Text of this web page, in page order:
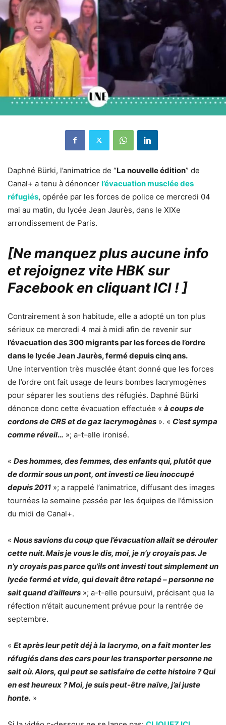
Daphné Bürki, l’animatrice de “La nouvelle édition” de
Canal+ a tenu à dénoncer l’évacuation musclée des
réfugiés, opérée par les forces de police ce mercredi 04
mai au matin, du lycée Jean Jaurès, dans le XIXe
arrondissement de Paris.
[Ne manquez plus aucune info
et rejoignez vite HBK sur
Facebook en cliquant ICI !]
Contrairement à son habitude, elle a adopté un ton plus
sérieux ce mercredi 4 mai à midi afin de revenir sur
l’évacuation des 300 migrants par les forces de l’ordre
dans le lycée Jean Jaurès, fermé depuis cinq ans.
Une intervention très musclée étant donné que les forces
de l’ordre ont fait usage de leurs bombes lacrymogènes
pour séparer les soutiens des réfugiés. Daphné Bürki
dénonce donc cette évacuation effectuée « à coups de
cordons de CRS et de gaz lacrymogènes ». « C’est sympa
comme réveil… »; a-t-elle ironisé.
« Des hommes, des femmes, des enfants qui, plutôt que
de dormir sous un pont, ont investi ce lieu inoccupé
depuis 2011 »; a rappelé l’animatrice, diffusant des images
tournées la semaine passée par les équipes de l’émission
du midi de Canal+.
« Nous savions du coup que l’évacuation allait se dérouler
cette nuit. Mais je vous le dis, moi, je n’y croyais pas. Je
n’y croyais pas parce qu’ils ont investi tout simplement un
lycée fermé et vide, qui devait être retapé – personne ne
sait quand d’ailleurs »; a-t-elle poursuivi, précisant que la
réfection n’était aucunement prévue pour la rentrée de
septembre.
« Et après leur petit déj à la lacrymo, on a fait monter les
réfugiés dans des cars pour les transporter personne ne
sait où. Alors, qui peut se satisfaire de cette histoire ? Qui
en est heureux ? Moi, je suis peut-être naïve, j’ai juste
honte. »